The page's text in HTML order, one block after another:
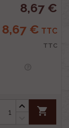
8,67 €
8,67 € TTC
TTC
shopping_cart